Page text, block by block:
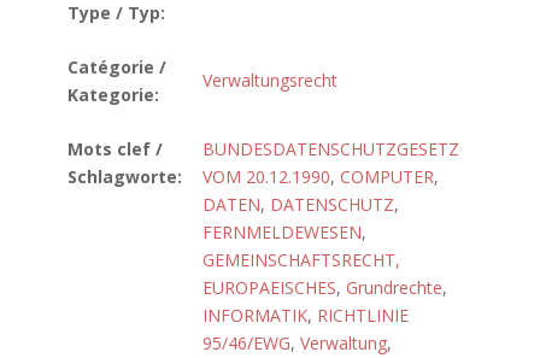
Type / Typ:
Catégorie /
Kategorie:
Verwaltungsrecht
Mots clef /
Schlagworte:
BUNDESDATENSCHUTZGESETZ
VOM 20.12.1990, COMPUTER,
DATEN, DATENSCHUTZ,
FERNMELDEWESEN,
GEMEINSCHAFTSRECHT,
EUROPAEISCHES, Grundrechte,
INFORMATIK, RICHTLINIE
95/46/EWG, Verwaltung,